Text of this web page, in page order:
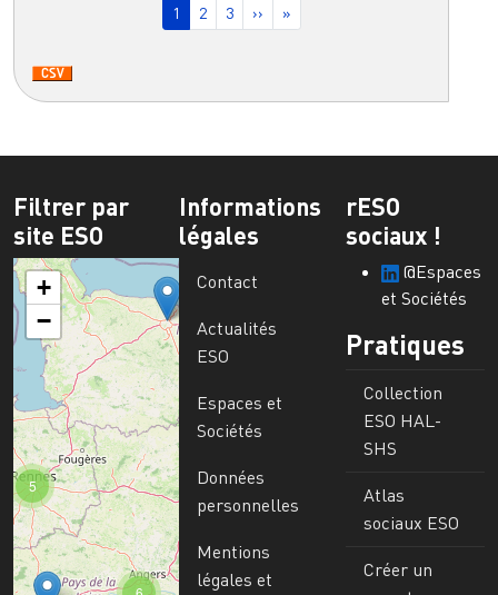
Page courante
1 Page
2 Page
3 Page suivante
›› Dernière page
»
Filtrer par
site ESO
5
+
−
Informations
légales
Contact
Actualités
ESO
Espaces et
Sociétés
Données
personnelles
Mentions
légales et
rESO
sociaux !
@Espaces
et Sociétés
Pratiques
Collection
ESO HAL-
SHS
Atlas
sociaux ESO
Créer un